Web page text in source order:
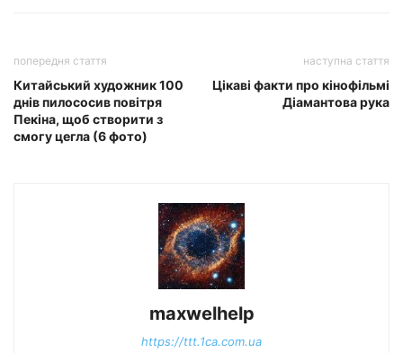
попередня стаття
Китайський художник 100
днів пилососив повітря
Пекіна, щоб створити з
смогу цегла (6 фото)
наступна стаття
Цікаві факти про кінофільмі
Діамантова рука
maxwelhelp
https://ttt.1ca.com.ua